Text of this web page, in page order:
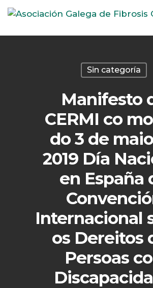
Sin categoría
Manifesto
CERMI co
do 3 de
2019 Día
en España
Internacional
os Dereitos
Persoas